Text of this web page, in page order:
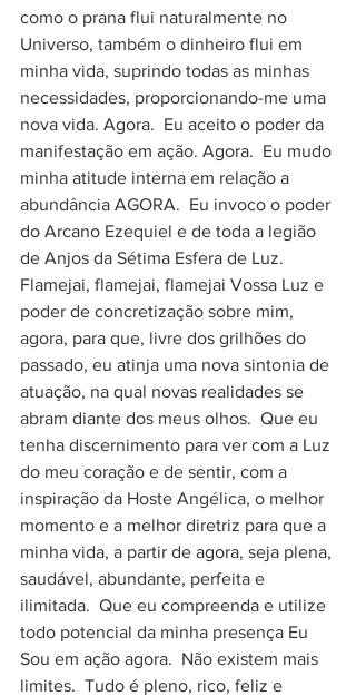
como o prana flui naturalmente no
Universo, também o dinheiro flui em
minha vida, suprindo todas as minhas
necessidades, proporcionando-me uma
nova vida. Agora.  Eu aceito o poder da
manifestação em ação. Agora.  Eu mudo
minha atitude interna em relação a
abundância AGORA.  Eu invoco o poder
do Arcano Ezequiel e de toda a legião
de Anjos da Sétima Esfera de Luz.
Flamejai, flamejai, flamejai Vossa Luz e
poder de concretização sobre mim,
agora, para que, livre dos grilhões do
passado, eu atinja uma nova sintonia de
atuação, na qual novas realidades se
abram diante dos meus olhos.  Que eu
tenha discernimento para ver com a Luz
do meu coração e de sentir, com a
inspiração da Hoste Angélica, o melhor
momento e a melhor diretriz para que a
minha vida, a partir de agora, seja plena,
saudável, abundante, perfeita e
ilimitada.  Que eu compreenda e utilize
todo potencial da minha presença Eu
Sou em ação agora.  Não existem mais
limites.  Tudo é pleno, rico, feliz e